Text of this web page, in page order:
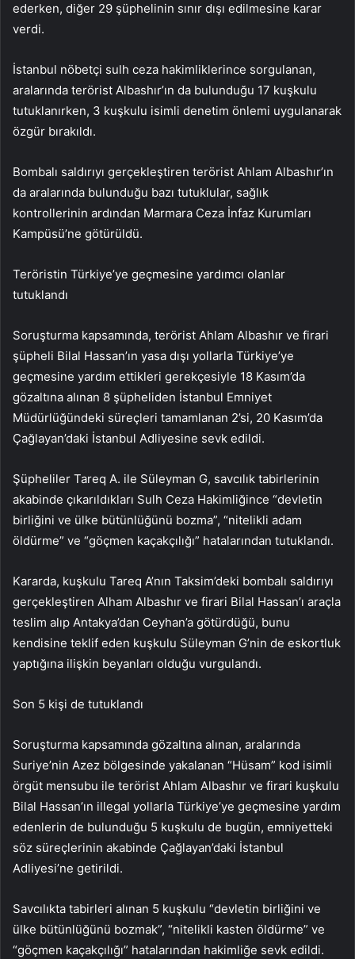
ederken, diğer 29 şüphelinin sınır dışı edilmesine karar
verdi.
İstanbul nöbetçi sulh ceza hakimliklerince sorgulanan,
aralarında terörist Albashır’ın da bulunduğu 17 kuşkulu
tutuklanırken, 3 kuşkulu isimli denetim önlemi uygulanarak
özgür bırakıldı.
Bombalı saldırıyı gerçekleştiren terörist Ahlam Albashır’ın
da aralarında bulunduğu bazı tutuklular, sağlık
kontrollerinin ardından Marmara Ceza İnfaz Kurumları
Kampüsü’ne götürüldü.
Teröristin Türkiye’ye geçmesine yardımcı olanlar
tutuklandı
Soruşturma kapsamında, terörist Ahlam Albashır ve firari
şüpheli Bilal Hassan’ın yasa dışı yollarla Türkiye’ye
geçmesine yardım ettikleri gerekçesiyle 18 Kasım’da
gözaltına alınan 8 şüpheliden İstanbul Emniyet
Müdürlüğündeki süreçleri tamamlanan 2’si, 20 Kasım’da
Çağlayan’daki İstanbul Adliyesine sevk edildi.
Şüpheliler Tareq A. ile Süleyman G, savcılık tabirlerinin
akabinde çıkarıldıkları Sulh Ceza Hakimliğince “devletin
birliğini ve ülke bütünlüğünü bozma”, “nitelikli adam
öldürme” ve “göçmen kaçakçılığı” hatalarından tutuklandı.
Kararda, kuşkulu Tareq A’nın Taksim’deki bombalı saldırıyı
gerçekleştiren Alham Albashır ve firari Bilal Hassan’ı araçla
teslim alıp Antakya’dan Ceyhan’a götürdüğü, bunu
kendisine teklif eden kuşkulu Süleyman G’nin de eskortluk
yaptığına ilişkin beyanları olduğu vurgulandı.
Son 5 kişi de tutuklandı
Soruşturma kapsamında gözaltına alınan, aralarında
Suriye’nin Azez bölgesinde yakalanan “Hüsam” kod isimli
örgüt mensubu ile terörist Ahlam Albashır ve firari kuşkulu
Bilal Hassan’ın illegal yollarla Türkiye’ye geçmesine yardım
edenlerin de bulunduğu 5 kuşkulu de bugün, emniyetteki
söz süreçlerinin akabinde Çağlayan’daki İstanbul
Adliyesi’ne getirildi.
Savcılıkta tabirleri alınan 5 kuşkulu “devletin birliğini ve
ülke bütünlüğünü bozmak”, “nitelikli kasten öldürme” ve
“göçmen kaçakçılığı” hatalarından hakimliğe sevk edildi.